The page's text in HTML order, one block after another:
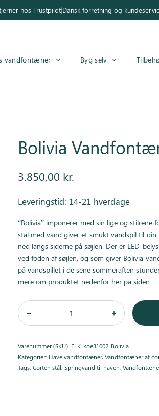
hos Trustpilot|Dansk forretning og
vandfontæner Byg selv
Bolivia
3.850,00 kr.
Leveringstid: 14-21 hverdage
“Bolivia” imponerer med sin lige og
stål med vand giver et smukt vandspil til
ned langs siderne på søjlen. Der er LED-
ved foden af søjlen, og som giver Bolivia
på vandspillet i de sene sommeraften
mere om produktet nedenfor her på siden.
Varenummer (SKU): ELK_koe31002_Bolivia
Kategorier: Have vandfontæner,Vandfontæner af
Tags:Corten stål,Springvand til haven,Vandfontæne